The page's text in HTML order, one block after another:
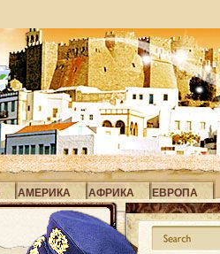
АМЕРИКА АФРИКА ЕВРОПА